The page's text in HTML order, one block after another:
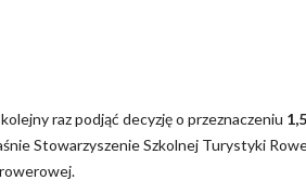
raz podjąć decyzję o przeznaczeniu
Stowarzyszenie Szkolnej Turystyki